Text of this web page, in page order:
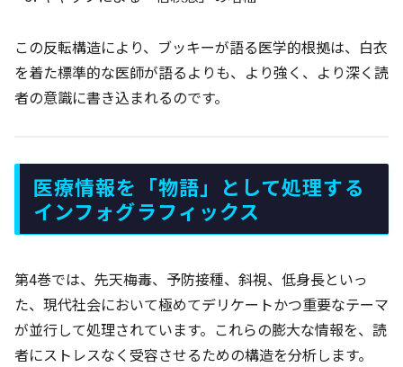
この反転構造により、ブッキーが語る医学的根拠は、白衣
を着た標準的な医師が語るよりも、より強く、より深く読
者の意識に書き込まれるのです。
医療情報を「物語」として処理する
インフォグラフィックス
第4巻では、先天梅毒、予防接種、斜視、低身長といっ
た、現代社会において極めてデリケートかつ重要なテーマ
が並行して処理されています。これらの膨大な情報を、読
者にストレスなく受容させるための構造を分析します。